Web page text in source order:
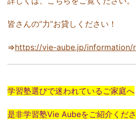
皆さんの”力”お貸しください！
⇒https://vie-aube.jp/information/
学習塾選びで迷われているご家庭へ
是非学習塾Vie Aubeをご紹介くださ